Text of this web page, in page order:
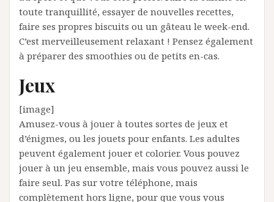
toute tranquillité, essayer de nouvelles recettes,
faire ses propres biscuits ou un gâteau le week-end.
C’est merveilleusement relaxant ! Pensez également
à préparer des smoothies ou de petits en-cas.
Jeux
[image]
Amusez-vous à jouer à toutes sortes de jeux et
d’énigmes, ou les jouets pour enfants. Les adultes
peuvent également jouer et colorier. Vous pouvez
jouer à un jeu ensemble, mais vous pouvez aussi le
faire seul. Pas sur votre téléphone, mais
complètement hors ligne, pour que vous vous